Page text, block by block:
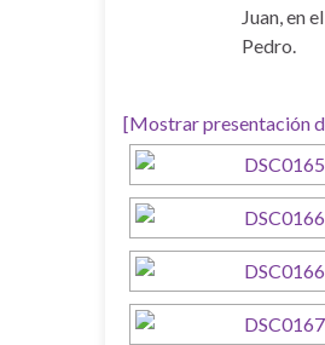
Juan, en
Pedro.
[Mostrar presentación